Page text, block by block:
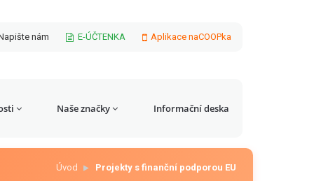
nám E-ÚČTENKA Aplikace naCOOPka
Naše značky Informační deska
Úvod Projekty s finanční podporou EU